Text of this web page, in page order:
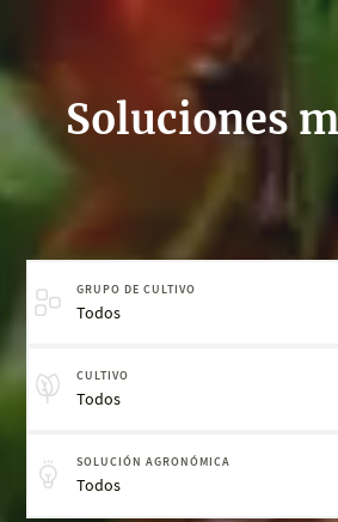
Soluciones
GRUPO DE CULTIVO
Todos
CULTIVO
Todos
SOLUCIÓN AGRONÓMICA
Todos